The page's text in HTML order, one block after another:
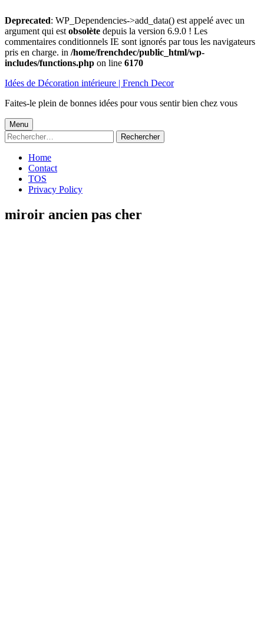
Deprecated: WP_Dependencies->add_data() est appelé avec un
argument qui est obsolète depuis la version 6.9.0 ! Les
commentaires conditionnels IE sont ignorés par tous les navigateurs
pris en charge. in /home/frenchdec/public_html/wp-
includes/functions.php on line 6170
au
Idées de Décoration intérieure | French Decor
Faites-le plein de bonnes idées pour vous sentir bien chez vous
Menu
principal
Menu
Rechercher :
Home
Contact
TOS
Privacy Policy
miroir ancien pas cher